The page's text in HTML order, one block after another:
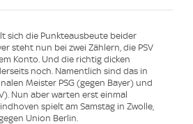
sich die Punkteausbeute beider
steht nun bei zwei Zählern, die PSV
Konto. Und die richtig dicken
noch. Namentlich sind das in
Meister PSG (gegen Bayer) und
Nun aber warten erst einmal
spielt am Samstag in Zwolle,
Union Berlin.